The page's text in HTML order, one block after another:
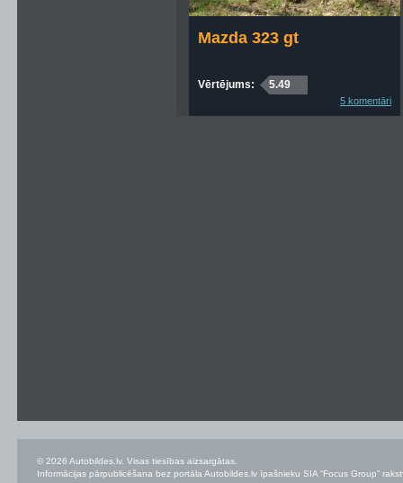
Mazda 323 gt
Vērtējums: 5.49
5 komentāri
© 2026 Autobildes.lv. Visas tiesības aizsargātas.
Informācijas pārpublicēšana bez portāla Autobildes.lv īpašnieku SIA “Focus Group”